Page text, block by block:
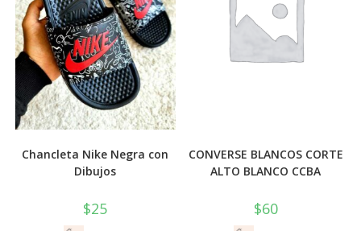
Chancleta Nike Negra con
Dibujos
$25
CONVERSE BLANCOS CORTE
ALTO BLANCO CCBA
$60